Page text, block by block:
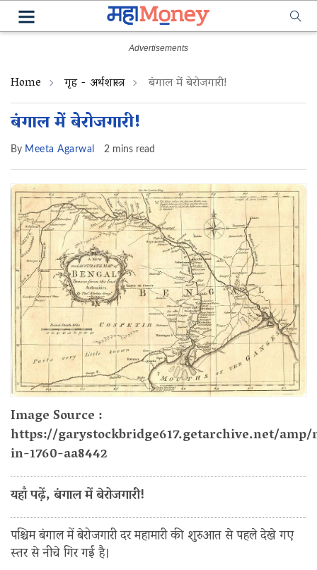
Home गृह - अर्थशास्त्र बंगाल में बेरोजगारी!
बंगाल में बेरोजगारी!
By Meeta Agarwal 2 mins read
Image Source :
https://garystockbridge617.getarchive.net/
in-1760-aa8442
यहाँ पढ़ें, बंगाल में बेरोजगारी!
पश्चिम बंगाल में बेरोजगारी दर महामारी की शुरुआत से पहले देखे गए
स्तर से नीचे गिर गई है।